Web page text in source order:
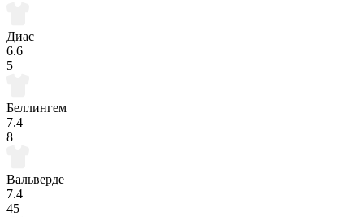
Диас
6.6
5
Беллингем
7.4
8
Вальверде
7.4
45